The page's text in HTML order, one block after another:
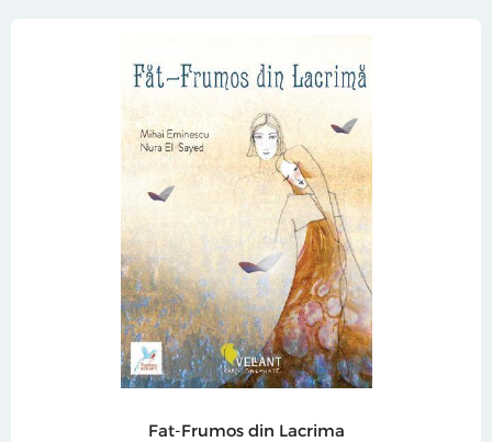
Fat-Frumos din Lacrima